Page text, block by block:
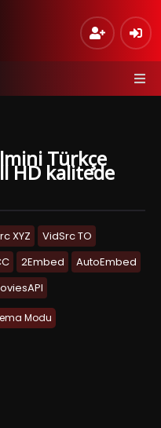
Türkçe
HD kalitede
XYZ
VidSrc TO
2Embed
AutoEmbed
Modu